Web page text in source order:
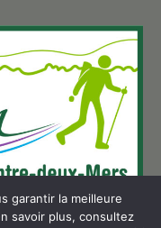
garantir la meilleure
savoir plus, consultez